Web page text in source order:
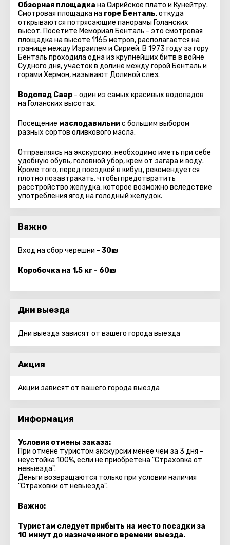
Обзорная площадка на Сирийское плато и Кунейтру.
Смотровая площадка на горе Бенталь, откуда
открываются потрясающие панорамы Голанских
высот. Посетите Мемориал Бенталь - это смотровая
площадка на высоте 1165 метров, располагается на
границе между Израилем и Сирией. В 1973 году за гору
Бенталь проходила одна из крупнейших битв в войне
Судного дня, участок в долине между горой Бенталь и
горами Хермон, называют Долиной слез.
Водопад Саар - один из самых красивых водопадов
на Голанских высотах.
Посещение маслодавильнис большим выбором
разных сортов оливкового масла.
Отправляясь на экскурсию, необходимо иметь при себе
удобную обувь, головной убор, крем от загара и воду.
Кроме того, перед поездкой в кибуц, рекомендуется
плотно позавтракать, чтобы предотвратить
расстройство желудка, которое возможно вследствие
употребления ягод на голодный желудок.
Важно
Вход на сбор черешни - 30₪
Коробочка на 1,5 кг - 60₪
Дни выезда
Дни выезда зависят от вашего города выезда
Акция
Акции зависят от вашего города выезда
Информация
Условия отмены заказа:
При отмене туристом экскурсии менее чем за 3 дня –
неустойка 100%, если не приобретена "Страховка от
невыезда".
Деньги возвращаются только при условии наличия
"Страховки от невыезда".
Важно:
Туристам следует прибыть на место посадки за
10 минут до назначенного времени выезда.